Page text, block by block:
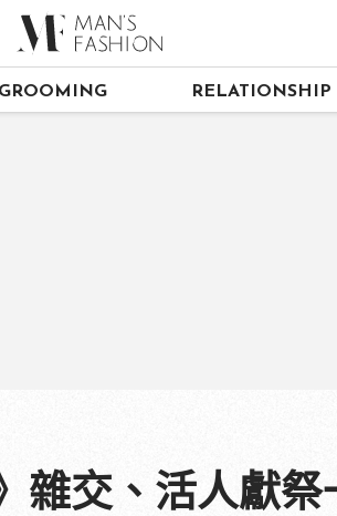
GROOMING RELATIONSHIP
雜交、活人獻